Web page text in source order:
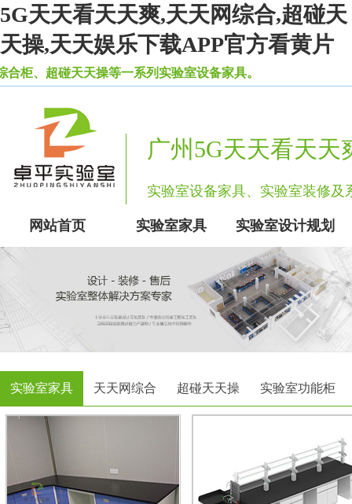
5G天天看天天爽,天天网综合,超碰天
天操,天天娱乐下载APP官方看黄片
碰天天操等一系列实验室设备家具。
广州5G天天看天
实验室设备家具、实验室装修
网站首页 实验室家具 实验室设计规划
实验室家具 天天网综合 超碰天天操 实验室功能柜